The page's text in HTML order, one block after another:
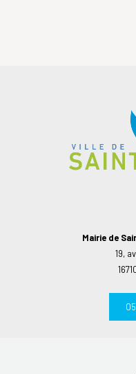
Mairie de
19,